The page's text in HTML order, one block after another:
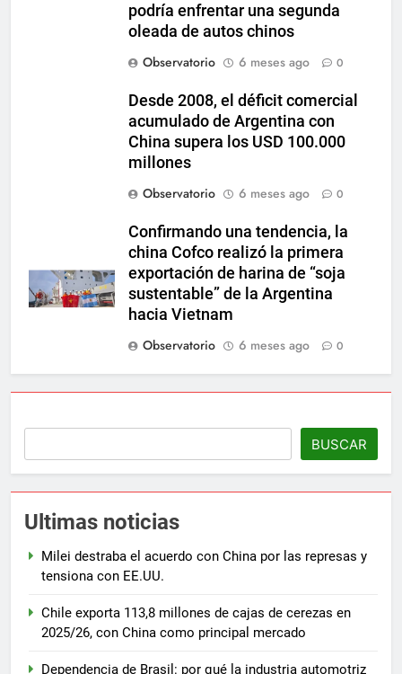
podría enfrentar una segunda
oleada de autos chinos
Observatorio
6 meses ago 0
Desde 2008, el déficit comercial
acumulado de Argentina con
China supera los USD 100.000
millones
Observatorio
6 meses ago 0
Confirmando una tendencia, la
china Cofco realizó la primera
exportación de harina de “soja
sustentable” de la Argentina
hacia Vietnam
Observatorio
6 meses ago 0
BUSCAR
Ultimas noticias
Milei destraba el acuerdo con China por las represas y
tensiona con EE.UU.
Chile exporta 113,8 millones de cajas de cerezas en
2025/26, con China como principal mercado
Dependencia de Brasil: por qué la industria automotriz